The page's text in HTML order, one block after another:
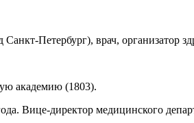
Петербург), врач, организатор
академию (1803).
Вице-директор медицинского